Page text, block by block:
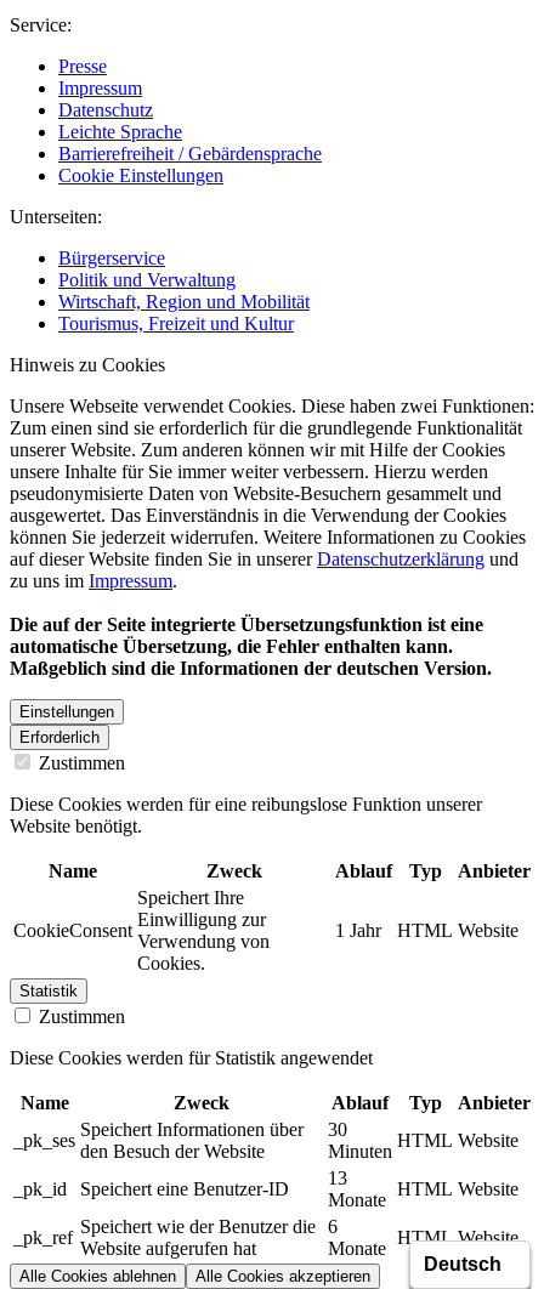
Service:
Presse
Impressum
Datenschutz
Leichte Sprache
Barrierefreiheit / Gebärdensprache
Cookie Einstellungen
Unterseiten:
Bürgerservice
Politik und Verwaltung
Wirtschaft, Region und Mobilität
Tourismus, Freizeit und Kultur
Hinweis zu Cookies
Unsere Webseite verwendet Cookies. Diese haben zwei Funktionen:
Zum einen sind sie erforderlich für die grundlegende Funktionalität
unserer Website. Zum anderen können wir mit Hilfe der Cookies
unsere Inhalte für Sie immer weiter verbessern. Hierzu werden
pseudonymisierte Daten von Website-Besuchern gesammelt und
ausgewertet. Das Einverständnis in die Verwendung der Cookies
können Sie jederzeit widerrufen. Weitere Informationen zu Cookies
auf dieser Website finden Sie in unsererDatenschutzerklärung und
zu uns im Impressum.
Die auf der Seite integrierte Übersetzungsfunktion ist eine
automatische Übersetzung, die Fehler enthalten kann.
Maßgeblich sind die Informationen der deutschen Version.
Einstellungen
Erforderlich
Zustimmen
Diese Cookies werden für eine reibungslose Funktion unserer
Website benötigt.
Name Zweck Ablauf Typ Anbieter
CookieConsent
Speichert Ihre
Einwilligung zur
Verwendung von
Cookies.
1 Jahr HTML Website
Statistik
Zustimmen
Diese Cookies werden für Statistik angewendet
Name Zweck Ablauf Typ
Anbieter
_pk_ses
Speichert Informationen über
den Besuch der Website
30
Minuten
HTML Website
_pk_id Speichert eine Benutzer-ID
13
Monate
HTML Website
_pk_ref
Speichert wie der Benutzer die
Website aufgerufen hat
6
Monate
HTML Website
Alle Cookies ablehnen Alle Cookies akzeptieren